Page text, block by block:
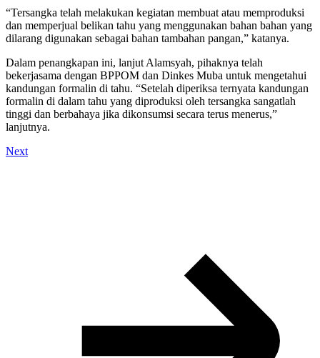
“Tersangka telah melakukan kegiatan membuat atau memproduksi
dan memperjual belikan tahu yang menggunakan bahan bahan yang
dilarang digunakan sebagai bahan tambahan pangan,” katanya.
Dalam penangkapan ini, lanjut Alamsyah, pihaknya telah
bekerjasama dengan BPPOM dan Dinkes Muba untuk mengetahui
kandungan formalin di tahu. “Setelah diperiksa ternyata kandungan
formalin di dalam tahu yang diproduksi oleh tersangka sangatlah
tinggi dan berbahaya jika dikonsumsi secara terus menerus,”
lanjutnya.
Next